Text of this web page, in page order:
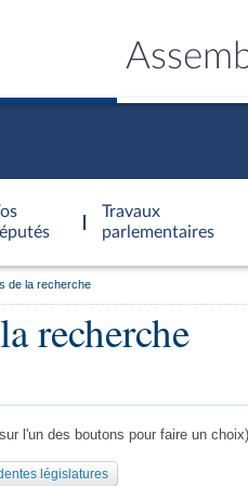
Travaux
parlementaires
de la recherche
recherche
l'un des boutons pour faire un choix)
législatures